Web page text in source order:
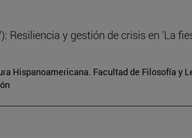
Resiliencia y gestión de crisis en 'La
Hispanoamericana. Facultad de Filosofía y